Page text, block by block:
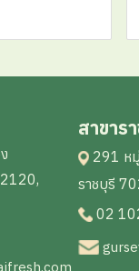
สาขาร
291 ห
ราชบุรี
02